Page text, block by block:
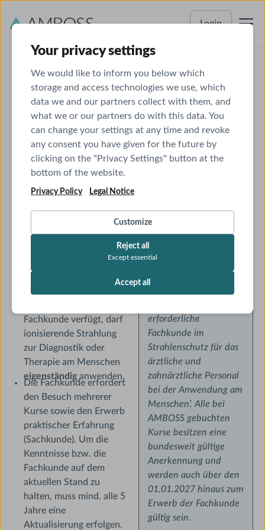
Your privacy settings
We would like to inform you below which
storage and access technologies we use, which
data we and our partners collect with them, and
what we or our partners do with this data. You
can change your settings at any time and revoke
any consent you have given for the future by
clicking on the "Privacy Settings" button at the
bottom of the website.
Privacy Policy Legal Notice
Customize
Reject all
Except essential
Accept all
Login
Fachkunde im Strahlenschutz
Strahlenschutzkurse von AMBOSS
Strahlenschutzkurse von AMBOSS
Strahlenschutzkurse von AMBOSS
Warum die Qualifikation „Fachkunde im Strahlenschutz“
Fachpersonal, das über
Fachkunde verfügt, darf
ionisierende Strahlung
zur Diagnostik oder
Therapie am Menschen
eigenständig anwenden.
Die Fachkunde erfordert
den Besuch mehrerer
Kurse sowie den Erwerb
praktischer Erfahrung
(Sachkunde). Um die
Kenntnisse bzw. die
Fachkunde auf dem
aktuellen Stand zu
halten, muss mind. alle 5
Jahre eine
Aktualisierung erfolgen.
Hinweis: Ab dem
01.01.2027 gelten die
erforderliche
Fachkunde im
Strahlenschutz für das
ärztliche und
zahnärztliche Personal
bei der Anwendung am
Menschen’. Alle bei
AMBOSS gebuchten
Kurse besitzen eine
bundesweit gültige
Anerkennung und
werden auch über den
01.01.2027 hinaus zum
Erwerb der Fachkunde
gültig sein.